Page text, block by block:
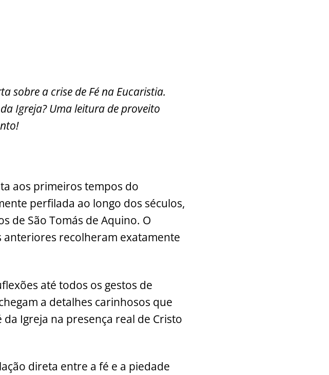
sobre a crise de Fé na Eucaristia.
Igreja? Uma leitura de proveito
aos primeiros tempos do
perfilada ao longo dos séculos,
de São Tomás de Aquino. O
anteriores recolheram exatamente
até todos os gestos de
a detalhes carinhosos que
Igreja na presença real de Cristo
direta entre a fé e a piedade